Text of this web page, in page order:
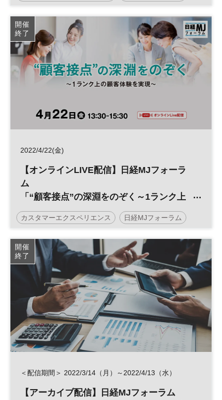
顧客接点 顧客体験 CX
参加無料
開催
終了
2022/4/22(金)
【オンラインLIVE配信】日経MJフォーラ
ム
「“顧客接点”の深淵をのぞく～1ランク上
の顧客体験を実現～」
カスタマーエクスペリエンス 日経MJフォーラム
顧客接点 顧客体験 CX
参加無料
開催
終了
＜配信期間＞ 2022/3/14（月）～2022/4/13（水）
【アーカイブ配信】日経MJフォーラム